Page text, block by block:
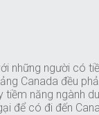
những người có
Canada đều
tiềm năng ngành
để có đi đến